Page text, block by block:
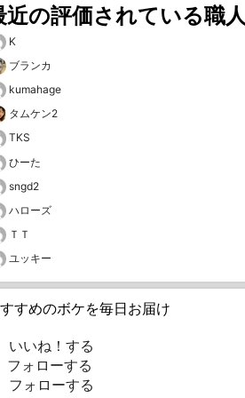
近の評価されている職人
K
ブランカ
kumahage
タムケン2
TKS
ひーた
sngd2
ハローズ
ＴＴ
ユッキー
すめのボケを毎日お届け
いいね！する
ォローする
フォローする